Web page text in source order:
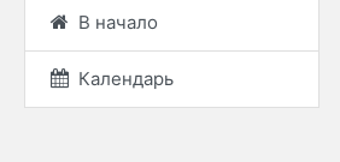
В начало
Календарь